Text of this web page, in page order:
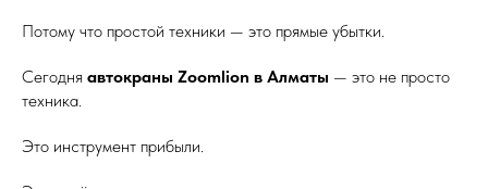
Потому что простой техники — это прямые убытки.
Сегодня автокраны Zoomlion в Алматы — это не просто
техника.
Это инструмент прибыли.